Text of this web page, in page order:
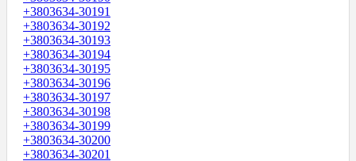
+3803634-30191
+3803634-30192
+3803634-30193
+3803634-30194
+3803634-30195
+3803634-30196
+3803634-30197
+3803634-30198
+3803634-30199
+3803634-30200
+3803634-30201